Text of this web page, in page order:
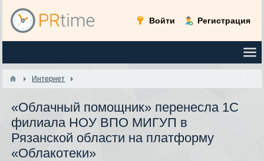
Войти Регистрация
Интернет
«Облачный помощник» перенесла 1С
филиала НОУ ВПО МИГУП в
Рязанской области на платформу
«Облакотеки»